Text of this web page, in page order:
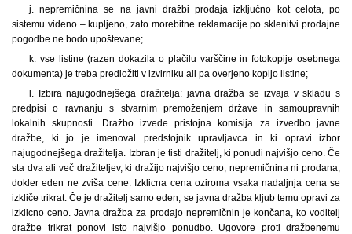
j. nepremičnina se na javni dražbi prodaja izključno kot celota, po
sistemu videno – kupljeno, zato morebitne reklamacije po sklenitvi prodajne
pogodbe ne bodo upoštevane;
k. vse listine (razen dokazila o plačilu varščine in fotokopije osebnega
dokumenta) je treba predložiti v izvirniku ali pa overjeno kopijo listine;
l. Izbira najugodnejšega dražitelja: javna dražba se izvaja v skladu s
predpisi o ravnanju s stvarnim premoženjem države in samoupravnih
lokalnih skupnosti. Dražbo izvede pristojna komisija za izvedbo javne
dražbe, ki jo je imenoval predstojnik upravljavca in ki opravi izbor
najugodnejšega dražitelja. Izbran je tisti dražitelj, ki ponudi najvišjo ceno. Če
sta dva ali več dražiteljev, ki dražijo najvišjo ceno, nepremičnina ni prodana,
dokler eden ne zviša cene. Izklicna cena oziroma vsaka nadaljnja cena se
izkliče trikrat. Če je dražitelj samo eden, se javna dražba kljub temu opravi za
izklicno ceno. Javna dražba za prodajo nepremičnin je končana, ko voditelj
dražbe trikrat ponovi isto najvišjo ponudbo. Ugovore proti dražbenemu